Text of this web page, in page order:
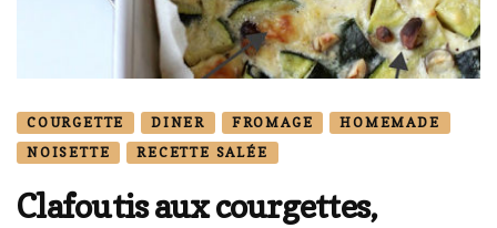
COURGETTE DINER FROMAGE
HOMEMADE
NOISETTE
RECETTE SALÉE
Clafoutis aux courgettes,